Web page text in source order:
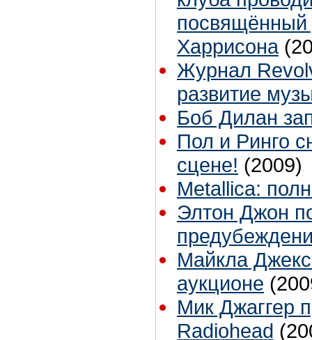
Харрисона
Журнал
развитие
Боб Дилан
Пол и Ринго
сцене! (2009)
Metallica:
Элтон Джон
Майкла
аукционе
Мик Джаггер
Radiohead